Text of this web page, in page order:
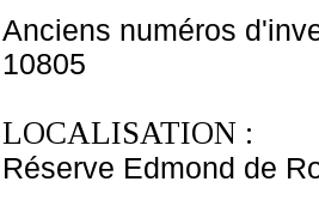
Anciens numéros
10805
LOCALISATION :
Réserve Edmond de